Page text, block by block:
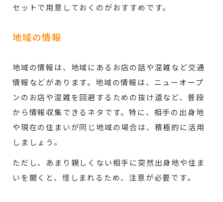
セットで用意しておくのがおすすめです。
地域の情報
地域の情報は、地域にあるお店の話や混雑など交通
情報などがあります。地域の情報は、ニューオープ
ンのお店や混雑を回避するための抜け道など、普段
から情報収集できるネタです。特に、相手の出身地
や現在の住まいが同じ地域の場合は、積極的に活用
しましょう。
ただし、あまり親しくない相手に突然出身地や住ま
いを聞くと、怪しまれるため、注意が必要です。